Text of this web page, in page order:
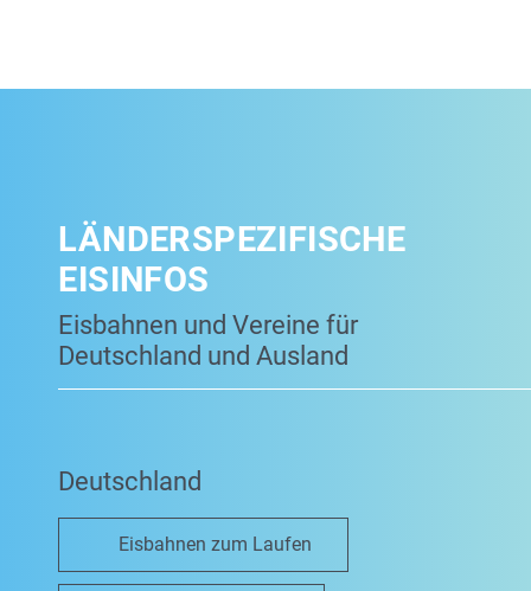
LÄNDERSPEZIFISCHE
EISINFOS
Eisbahnen und Vereine für
Deutschland und Ausland
Deutschland
Eisbahnen zum Laufen